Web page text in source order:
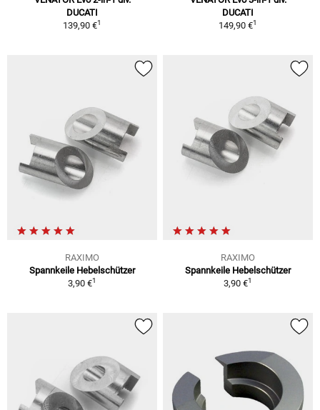
DUCATI
139,90 €1
DUCATI
149,90 €1
RAXIMO
Spannkeile Hebelschützer
3,90 €1
RAXIMO
Spannkeile Hebelschützer
3,90 €1